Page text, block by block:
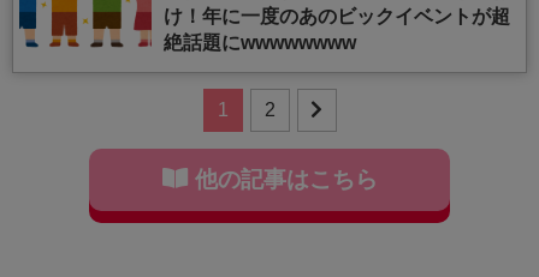
け！年に一度のあのビックイベントが超
絶話題にwwwwwwww
1 2
他の記事はこちら